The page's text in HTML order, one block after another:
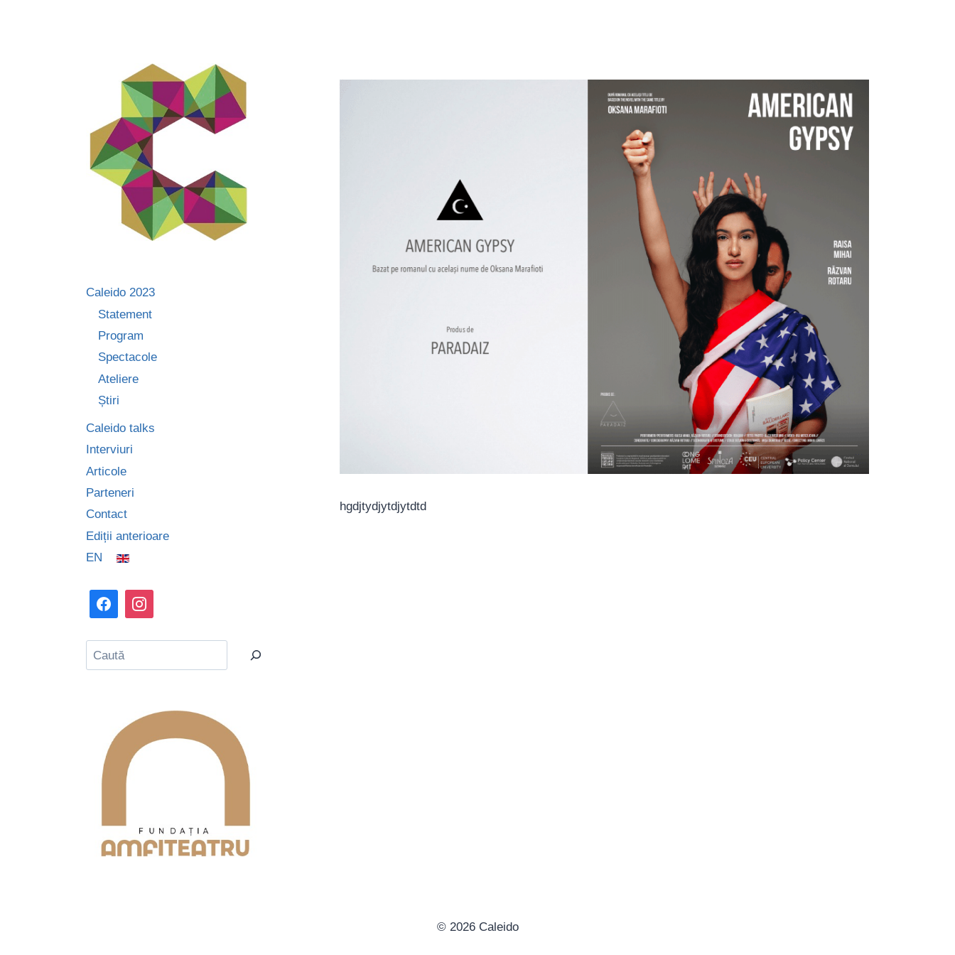
hgdjtydjytdjytdtd
Caleido 2023
Statement
Program
Spectacole
Ateliere
Știri
Caleido talks
Interviuri
Articole
Parteneri
Contact
Ediții anterioare
EN
Caută
© 2026 Caleido